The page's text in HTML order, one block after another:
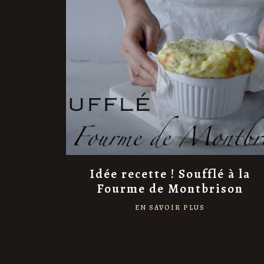
Idée recette ! Soufflé à la
Fourme de Montbrison
EN SAVOIR PLUS